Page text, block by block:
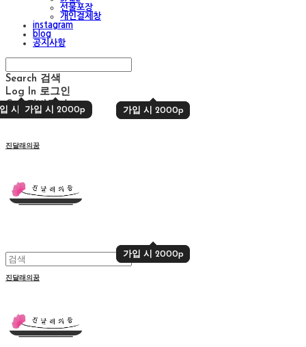
선물포장
개인결제창
instagram
blog
공지사항
Search 검색
Log In
시 2000p
로그인
가입 시 2000p 가입 시 2000p
가입 시 2000p
Cart장바구니
진달래의꿈
가입 시 2000p
가입 시 2000p
진달래의꿈